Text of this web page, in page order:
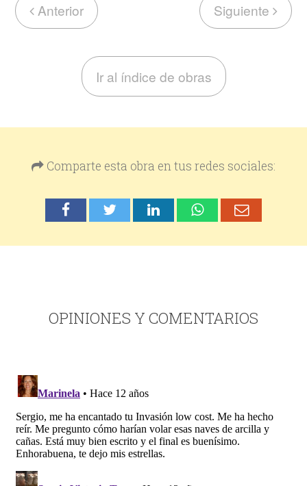
Anterior Siguiente
Ir al índice de obras
Comparte esta obra en tus redes sociales:
OPINIONES Y COMENTARIOS